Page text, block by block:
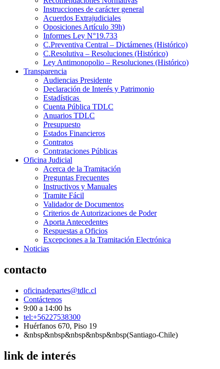
Instrucciones de carácter general
Acuerdos Extrajudiciales
Oposiciones Artículo 39h)
Informes Ley N°19.733
C.Preventiva Central – Dictámenes (Histórico)
C.Resolutiva – Resoluciones (Histórico)
Ley Antimonopolio – Resoluciones (Histórico)
Transparencia
Audiencias Presidente
Declaración de Interés y Patrimonio
Estadísticas
Cuenta Pública TDLC
Anuarios TDLC
Presupuesto
Estados Financieros
Contratos
Contrataciones Públicas
Oficina Judicial
Acerca de la Tramitación
Preguntas Frecuentes
Instructivos y Manuales
Tramite Fácil
Validador de Documentos
Criterios de Autorizaciones de Poder
Aporta Antecedentes
Respuestas a Oficios
Excepciones a la Tramitación Electrónica
Noticias
contacto
oficinadepartes@tdlc.cl
Contáctenos
9:00 a 14:00 hs
tel:+56227538300
Huérfanos 670, Piso 19
&nbsp&nbsp&nbsp&nbsp&nbsp(Santiago-Chile)
link de interés